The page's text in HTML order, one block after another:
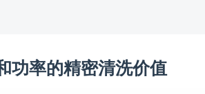
功率的精密清洗价值